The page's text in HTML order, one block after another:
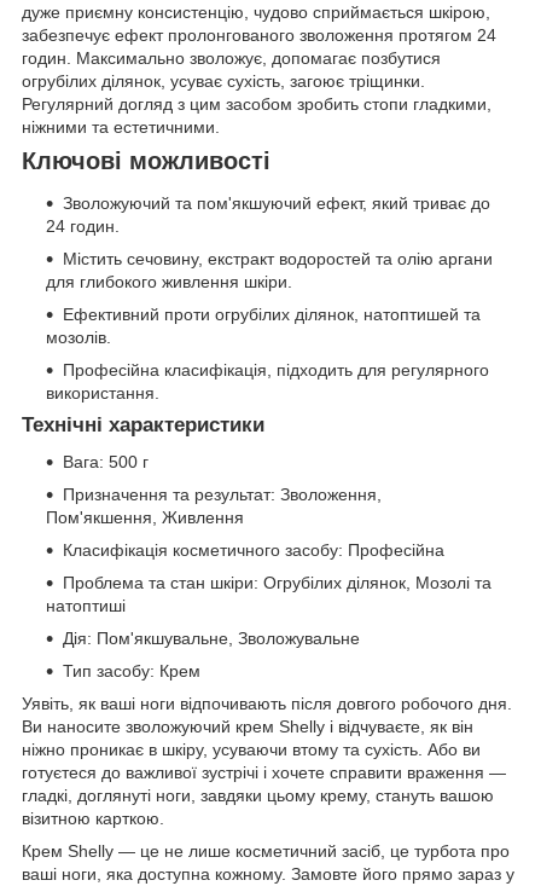
дуже приємну консистенцію, чудово сприймається шкірою,
забезпечує ефект пролонгованого зволоження протягом 24
годин. Максимально зволожує, допомагає позбутися
огрубілих ділянок, усуває сухість, загоює тріщинки.
Регулярний догляд з цим засобом зробить стопи гладкими,
ніжними та естетичними.
Ключові можливості
Зволожуючий та пом'якшуючий ефект, який триває до
24 годин.
Містить сечовину, екстракт водоростей та олію аргани
для глибокого живлення шкіри.
Ефективний проти огрубілих ділянок, натоптишей та
мозолів.
Професійна класифікація, підходить для регулярного
використання.
Технічні характеристики
Вага: 500 г
Призначення та результат: Зволоження,
Пом'якшення, Живлення
Класифікація косметичного засобу: Професійна
Проблема та стан шкіри: Огрубілих ділянок, Мозолі та
натоптиші
Дія: Пом'якшувальне, Зволожувальне
Тип засобу: Крем
Уявіть, як ваші ноги відпочивають після довгого робочого дня.
Ви наносите зволожуючий крем Shelly і відчуваєте, як він
ніжно проникає в шкіру, усуваючи втому та сухість. Або ви
готуєтеся до важливої зустрічі і хочете справити враження —
гладкі, доглянуті ноги, завдяки цьому крему, стануть вашою
візитною карткою.
Крем Shelly — це не лише косметичний засіб, це турбота про
ваші ноги, яка доступна кожному. Замовте його прямо зараз у